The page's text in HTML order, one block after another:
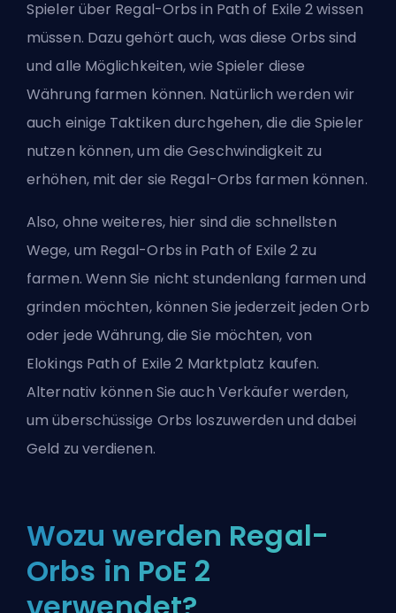
Spieler über Regal-Orbs in Path of Exile 2 wissen
müssen. Dazu gehört auch, was diese Orbs sind
und alle Möglichkeiten, wie Spieler diese
Währung farmen können. Natürlich werden wir
auch einige Taktiken durchgehen, die die Spieler
nutzen können, um die Geschwindigkeit zu
erhöhen, mit der sie Regal-Orbs farmen können.
Also, ohne weiteres, hier sind die schnellsten
Wege, um Regal-Orbs in Path of Exile 2 zu
farmen. Wenn Sie nicht stundenlang farmen und
grinden möchten, können Sie jederzeit jeden Orb
oder jede Währung, die Sie möchten, von
Elokings Path of Exile 2 Marktplatz kaufen.
Alternativ können Sie auch Verkäufer werden,
um überschüssige Orbs loszuwerden und dabei
Geld zu verdienen.
Wozu werden Regal-
Orbs in PoE 2